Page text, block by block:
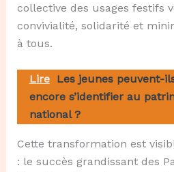
collective des usages festifs
convivialité, solidarité et
à tous.
Lire Les jeunes peuvent-
encore s’identifier au
national ?
Cette transformation est
: le succès grandissant des